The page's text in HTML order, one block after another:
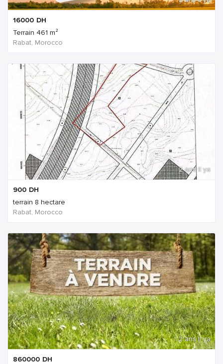
16000 DH
Terrain 461 m²
Rabat, Morocco
2 ans Il ya
900 DH
terrain 8 hectare
Rabat, Morocco
2 ans Il ya
860000 DH